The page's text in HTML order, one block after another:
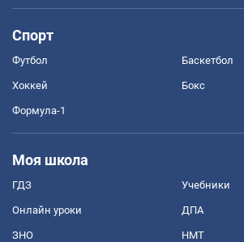
Спорт
Футбол Баскетбол
Хоккей Бокс
Формула-1
Моя школа
ГДЗ Учебники
Онлайн уроки ДПА
ЗНО НМТ